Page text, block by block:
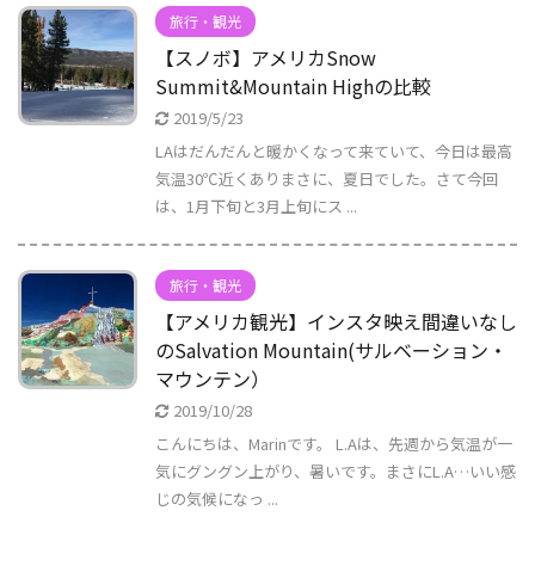
旅行・観光
【スノボ】アメリカSnow
Summit&Mountain Highの比較
2019/5/23
LAはだんだんと暖かくなって来ていて、今日は最高
気温30℃近くありまさに、夏日でした。さて今回
は、1月下旬と3月上旬にス ...
旅行・観光
【アメリカ観光】インスタ映え間違いなし
のSalvation Mountain(サルベーション・
マウンテン）
2019/10/28
こんにちは、Marinです。 L.Aは、先週から気温が一
気にグングン上がり、暑いです。まさにL.A…いい感
じの気候になっ ...